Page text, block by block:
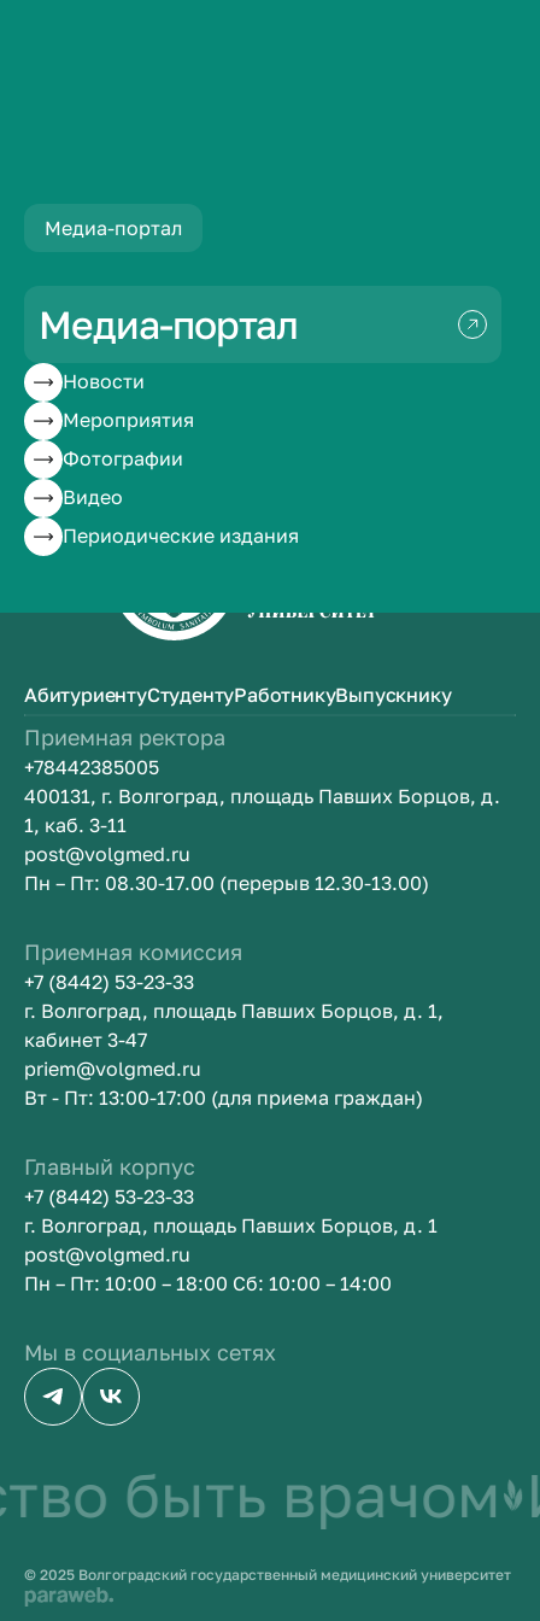
Медиа-портал
Медиа-портал
Новости
Мероприятия
Фотографии
Видео
Периодические издания
Материалы
Полезная информация
АбитуриентуСтудентуРаботникуВыпускнику
Мы в социальных сетях
Приемная ректора
+78442385005
400131, г. Волгоград, площадь Павших Борцов, д.
1, каб. 3-11
post@volgmed.ru
Пн – Пт: 08.30-17.00 (перерыв 12.30-13.00)
Приемная комиссия
+7 (8442) 53-23-33
г. Волгоград, площадь Павших Борцов, д. 1,
кабинет 3-47
priem@volgmed.ru
Вт - Пт: 13:00-17:00 (для приема граждан)
Главный корпус
+7 (8442) 53-23-33
г. Волгоград, площадь Павших Борцов, д. 1
post@volgmed.ru
Пн – Пт: 10:00 – 18:00 Сб: 10:00 – 14:00
быть врачом
© 2025 Волгоградский государственный медицинский университет